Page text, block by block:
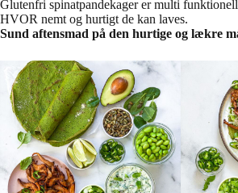
Glutenfri spinatpandekager er multi
HVOR nemt og hurtigt de kan laves.
Sund aftensmad på den hurtige og lækre